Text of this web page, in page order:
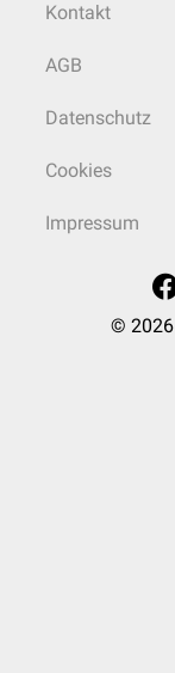
Kontakt
AGB
Datenschutz
Cookies
Impressum
© 2026